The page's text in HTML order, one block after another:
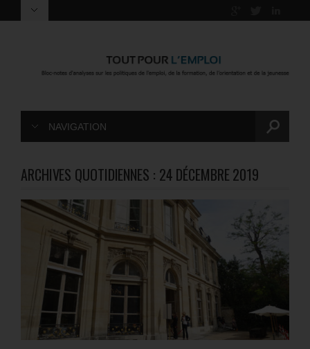
NAVIGATION
ARCHIVES QUOTIDIENNES : 24 DÉCEMBRE 2019